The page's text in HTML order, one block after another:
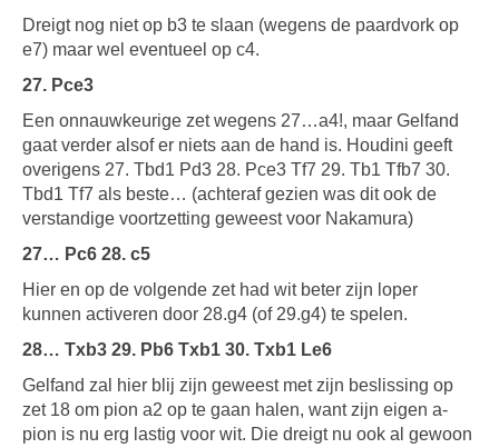
Dreigt nog niet op b3 te slaan (wegens de paardvork op
e7) maar wel eventueel op c4.
27. Pce3
Een onnauwkeurige zet wegens 27…a4!, maar Gelfand
gaat verder alsof er niets aan de hand is. Houdini geeft
overigens 27. Tbd1 Pd3 28. Pce3 Tf7 29. Tb1 Tfb7 30.
Tbd1 Tf7 als beste… (achteraf gezien was dit ook de
verstandige voortzetting geweest voor Nakamura)
27… Pc6 28. c5
Hier en op de volgende zet had wit beter zijn loper
kunnen activeren door 28.g4 (of 29.g4) te spelen.
28… Txb3 29. Pb6 Txb1 30. Txb1 Le6
Gelfand zal hier blij zijn geweest met zijn beslissing op
zet 18 om pion a2 op te gaan halen, want zijn eigen a-
pion is nu erg lastig voor wit. Die dreigt nu ook al gewoon